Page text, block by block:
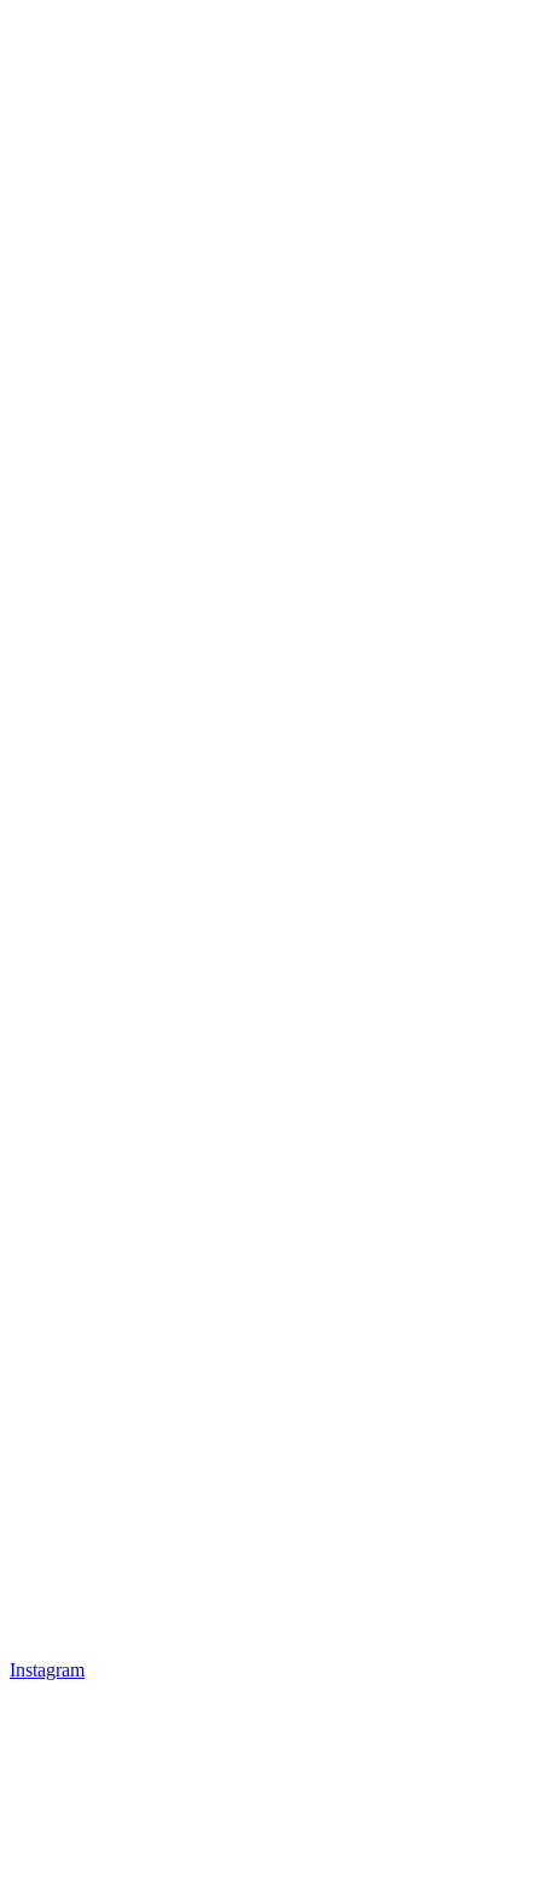
Instagram